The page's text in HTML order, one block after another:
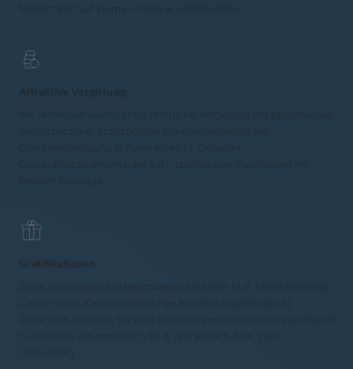
Möglichkeit auf Home-Office je nach Position.
Attraktive Vergütung
Wir verbinden überdurchschnittliche Vergütung mit persönlicher
Wertschätzung, großzügigen Bonusregelungen wie
Gewinnbeteiligung in Form eines 13. Gehaltes,
Gesundheitsprämien oder auch stündlichen Zuschlägen im
Bereich Montage.
Gratifikationen
Zusatzzahlungen bei besonderen Anlässen (z.B. Eheschließung,
Geburt eines Kindes, langjährige Betriebszugehörigkeit).
Zusätzlich erhalten Sie eine Spenditcard mit einem steuerfreien
Sachbezug von monatlich 50 € und jährlich 30 € zum
Geburtstag.